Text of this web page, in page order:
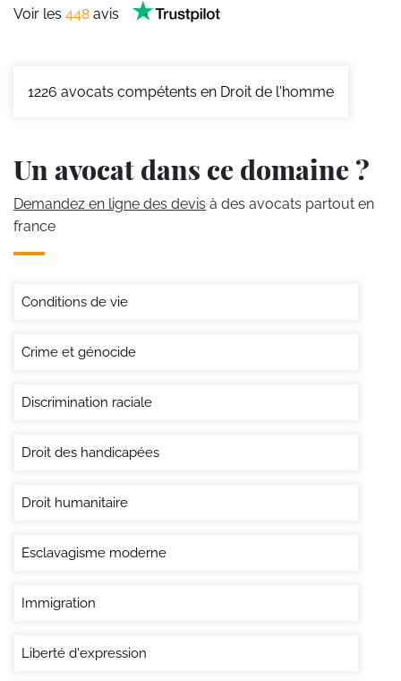
Voir les 448 avis
1226 avocats compétents en Droit de l'homme
Un avocat dans ce domaine ?
Demandez en ligne des devis à des avocats partout en
france
Conditions de vie
Crime et génocide
Discrimination raciale
Droit des handicapées
Droit humanitaire
Esclavagisme moderne
Immigration
Liberté d'expression